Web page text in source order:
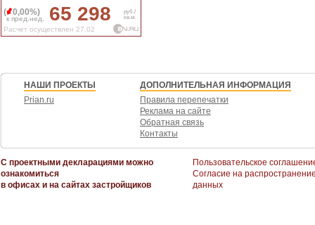
(
0,00%)
к пред.нед. 65 298
руб./
кв.м.
Расчет осуществлен 27.02
НАШИ ПРОЕКТЫ
Prian.ru
ДОПОЛНИТЕЛЬНАЯ ИНФОРМАЦИЯ
Правила перепечатки
Реклама на сайте
Обратная связь
Контакты
С проектными декларациями можно
ознакомиться
в офисах и на сайтах застройщиков
Пользовательское
Согласие на
данных